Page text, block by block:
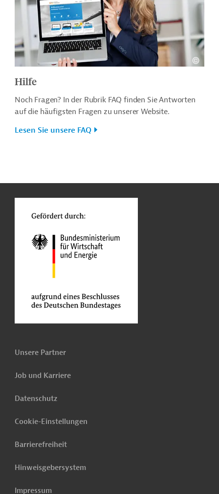
Hilfe
Noch Fragen? In der Rubrik FAQ finden Sie Antworten
auf die häufigsten Fragen zu unserer Website.
Lesen Sie unsere FAQ
Unsere Partner
Job und Karriere
Datenschutz
Cookie-Einstellungen
Barrierefreiheit
Hinweisgebersystem
Impressum